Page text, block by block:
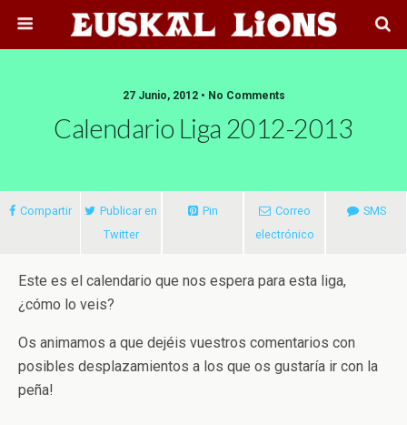
27 Junio, 2012 • No Comments
Calendario Liga 2012-2013
Compartir
Publicar en
Twitter
Pin
Correo
electrónico
SMS
Este es el calendario que nos espera para esta liga,
¿cómo lo veis?
Os animamos a que dejéis vuestros comentarios con
posibles desplazamientos a los que os gustaría ir con la
peña!